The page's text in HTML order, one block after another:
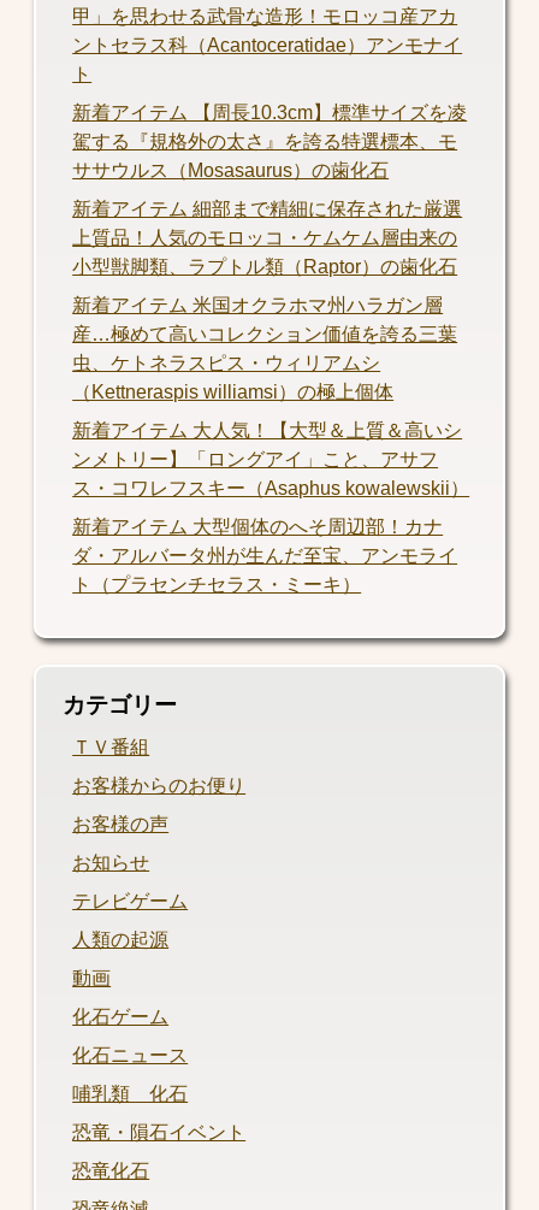
甲」を思わせる武骨な造形！モロッコ産アカ
ントセラス科（Acantoceratidae）アンモナイ
ト
新着アイテム 【周長10.3cm】標準サイズを凌
駕する『規格外の太さ』を誇る特選標本、モ
ササウルス（Mosasaurus）の歯化石
新着アイテム 細部まで精細に保存された厳選
上質品！人気のモロッコ・ケムケム層由来の
小型獣脚類、ラプトル類（Raptor）の歯化石
新着アイテム 米国オクラホマ州ハラガン層
産…極めて高いコレクション価値を誇る三葉
虫、ケトネラスピス・ウィリアムシ
（Kettneraspis williamsi）の極上個体
新着アイテム 大人気！【大型＆上質＆高いシ
ンメトリー】「ロングアイ」こと、アサフ
ス・コワレフスキー（Asaphus kowalewskii）
新着アイテム 大型個体のへそ周辺部！カナ
ダ・アルバータ州が生んだ至宝、アンモライ
ト（プラセンチセラス・ミーキ）
カテゴリー
ＴＶ番組
お客様からのお便り
お客様の声
お知らせ
テレビゲーム
人類の起源
動画
化石ゲーム
化石ニュース
哺乳類 化石
恐竜・隕石イベント
恐竜化石